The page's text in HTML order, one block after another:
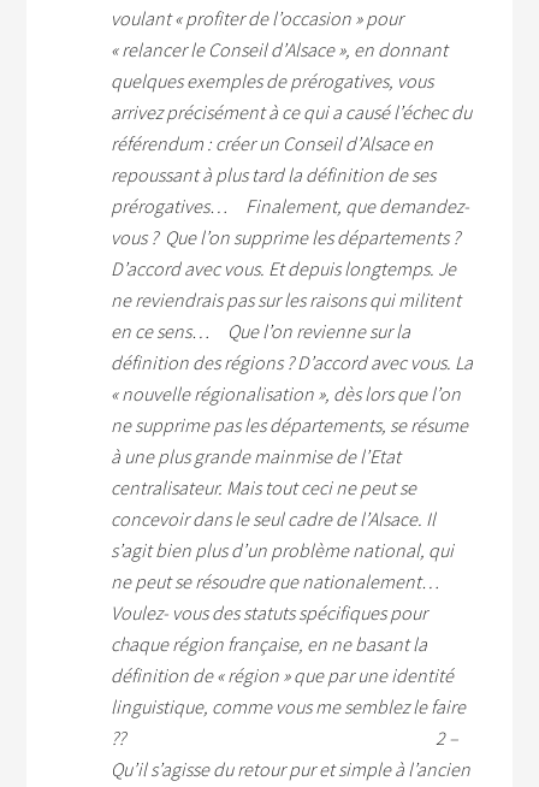
voulant « profiter de l’occasion » pour
« relancer le Conseil d’Alsace », en donnant
quelques exemples de prérogatives, vous
arrivez précisément à ce qui a causé l’échec du
référendum : créer un Conseil d’Alsace en
repoussant à plus tard la définition de ses
prérogatives… Finalement, que demandez-
vous ? Que l’on supprime les départements ?
D’accord avec vous. Et depuis longtemps. Je
ne reviendrais pas sur les raisons qui militent
en ce sens… Que l’on revienne sur la
définition des régions ? D’accord avec vous. La
« nouvelle régionalisation », dès lors que l’on
ne supprime pas les départements, se résume
à une plus grande mainmise de l’Etat
centralisateur. Mais tout ceci ne peut se
concevoir dans le seul cadre de l’Alsace. Il
s’agit bien plus d’un problème national, qui
ne peut se résoudre que nationalement…
Voulez- vous des statuts spécifiques pour
chaque région française, en ne basant la
définition de « région » que par une identité
linguistique, comme vous me semblez le faire
??2 –
Qu’il s’agisse du retour pur et simple à l’ancien